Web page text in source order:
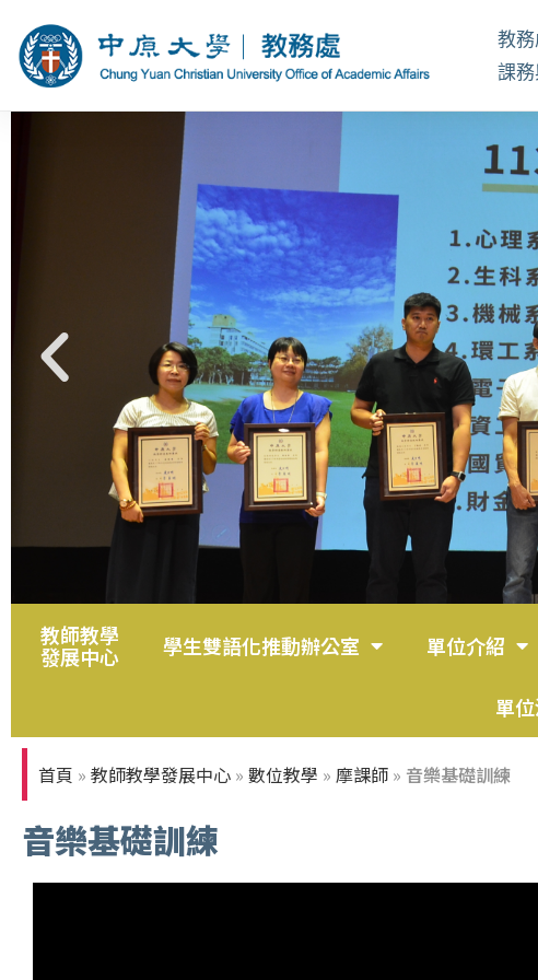
課
113學年度教學特優教師
教師教學
發展中心 學生雙語化推動辦公室 單位介紹
單
首頁 » 教師教學發展中心 » 數位教學 » 摩課師 » 音樂基礎訓練
音樂基礎訓練